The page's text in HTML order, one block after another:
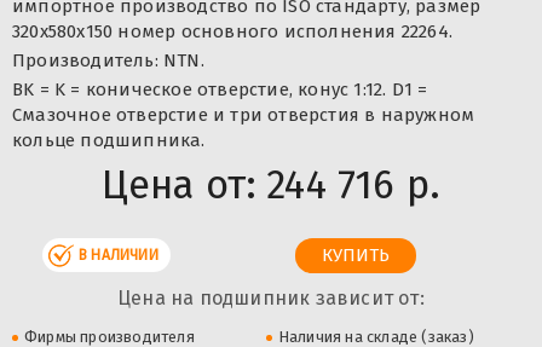
импортное производство по ISO стандарту, размер
320x580x150 номер основного исполнения 22264.
Производитель: NTN.
BK = K = коническое отверстие, конус 1:12. D1 =
Смазочное отверстие и три отверстия в наружном
кольце подшипника.
Цена от: 244 716 р.
В НАЛИЧИИ
Цена на подшипник зависит от:
Фирмы производителя
Наличия на складе (заказ)